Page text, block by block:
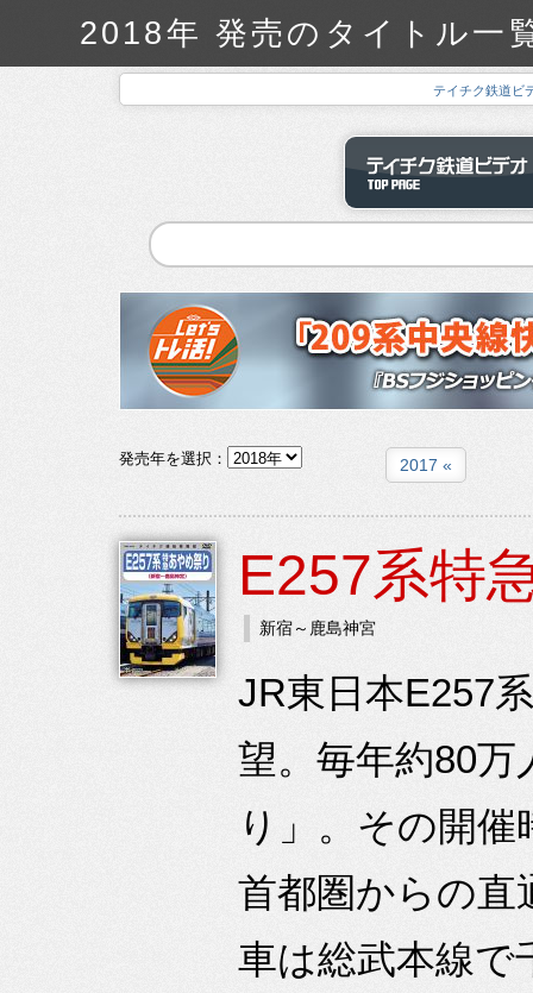
2018年 発売のタイトル一
テイチク鉄道ビ
発売年を選択： 2017 «
E257系特
新宿～鹿島神宮
JR東日本E257
望。毎年約80
り」。その開
首都圏からの直
車は総武本線で